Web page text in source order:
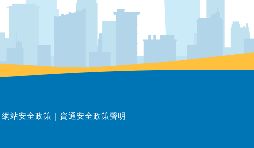
網站安全政策
資通安全政策聲明